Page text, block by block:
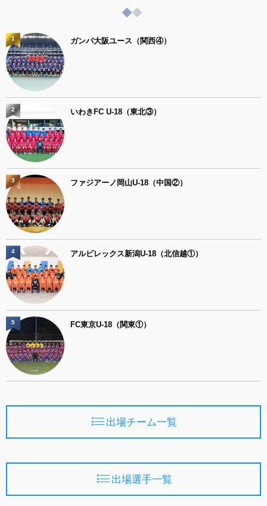
ガンバ大阪ユース（関西④）
1
いわきFC U-18（東北③）
2
ファジアーノ岡山U-18（中国②）
3
アルビレックス新潟U-18（北信越①）
4
FC東京U-18（関東①）
5
出場チーム一覧
出場選手一覧